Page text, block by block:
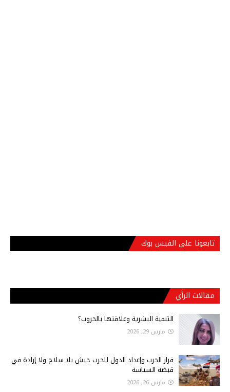
تابعونا على الفيس بوك
مقالات الرأي
التنمية البشرية وعلاقتها بالحروب؟
مارس 29, 2026
قرار الحرب وإعداد الدول للحرب جيش بلا سلاح ولا إرادة في
قبضة السياسة
مارس 26, 2026